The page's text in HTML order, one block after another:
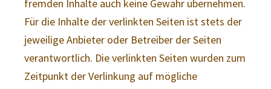
fremden Inhalte auch keine Gewähr übernehmen.
Für die Inhalte der verlinkten Seiten ist stets der
jeweilige Anbieter oder Betreiber der Seiten
verantwortlich. Die verlinkten Seiten wurden zum
Zeitpunkt der Verlinkung auf mögliche